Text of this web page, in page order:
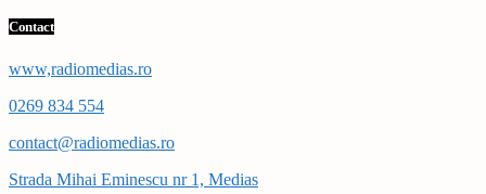
Contact
www,radiomedias.ro
0269 834 554
contact@radiomedias.ro
Strada Mihai Eminescu nr 1, Medias